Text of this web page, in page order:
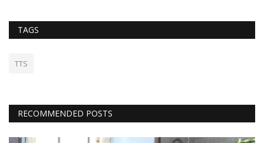
TAGS
TTS
RECOMMENDED POSTS